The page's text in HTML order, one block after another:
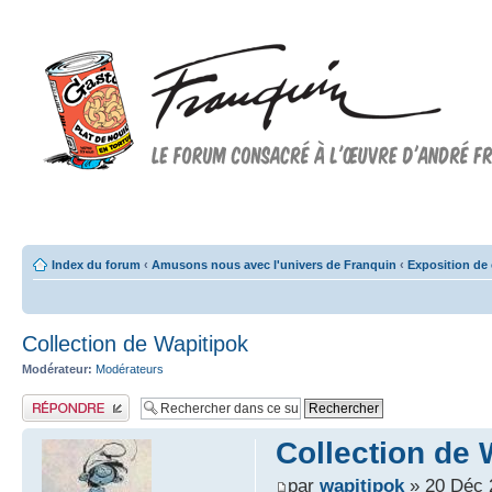
Index du forum ‹ Amusons nous avec l'univers de Franquin ‹ Exposition de
Collection de Wapitipok
Modérateur: Modérateurs
Publier une réponse
Collection de
par wapitipok» 20 Déc